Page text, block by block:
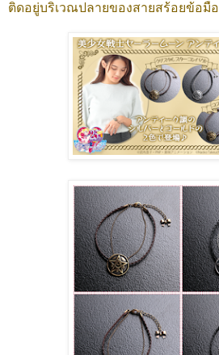
ติดอยู่บริเวณปลายของสายสร้อยข้อมือ